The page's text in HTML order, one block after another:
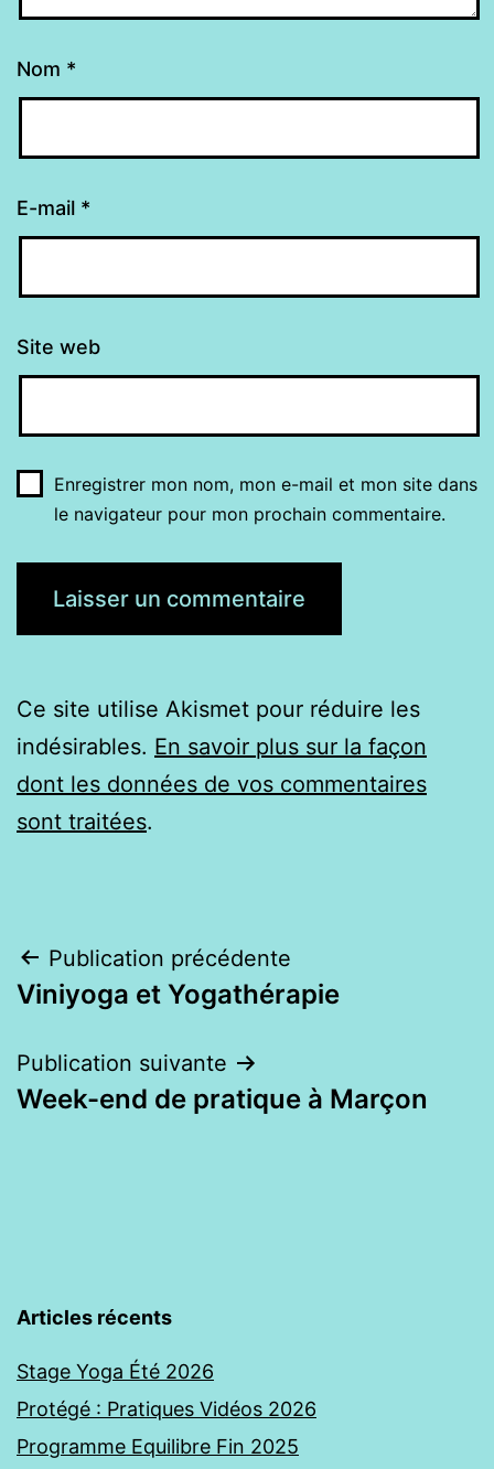
Nom *
E-mail *
Site web
Enregistrer mon nom, mon e-mail et mon site dans
le navigateur pour mon prochain commentaire.
Ce site utilise Akismet pour réduire les
indésirables. En savoir plus sur la façon
dont les données de vos commentaires
sont traitées.
Navigation
de
l’article
Publication précédente
Viniyoga et Yogathérapie
Publication suivante
Week-end de pratique à Marçon
Articles récents
Stage Yoga Été 2026
Protégé : Pratiques Vidéos 2026
Programme Equilibre Fin 2025